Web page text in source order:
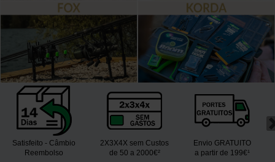
Satisfeito - Câmbio
Reembolso
2X3X4X sem Custos
de 50 a 2000€²
Envio GRATUITO
a partir de 199€¹